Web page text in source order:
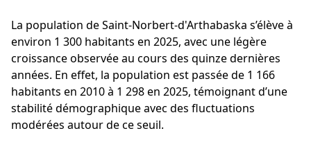
La population de Saint-Norbert-d'Arthabaska s’élève à
environ 1 300 habitants en 2025, avec une légère
croissance observée au cours des quinze dernières
années. En effet, la population est passée de 1 166
habitants en 2010 à 1 298 en 2025, témoignant d’une
stabilité démographique avec des fluctuations
modérées autour de ce seuil.